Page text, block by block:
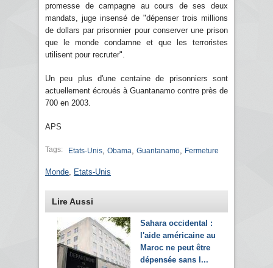
promesse de campagne au cours de ses deux
mandats, juge insensé de "dépenser trois millions
de dollars par prisonnier pour conserver une prison
que le monde condamne et que les terroristes
utilisent pour recruter".
Un peu plus d'une centaine de prisonniers sont
actuellement écroués à Guantanamo contre près de
700 en 2003.
APS
Tags: Etats-Unis Obama Guantanamo Fermeture
Monde Etats-Unis
Lire Aussi
Sahara occidental :
l'aide américaine au
Maroc ne peut être
dépensée sans l...